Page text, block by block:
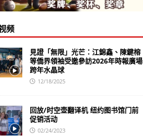
频
見證「無限」光芒：江錦鑫、陳鍵榕
等僑界領袖受邀參訪2026年時報廣場
跨年水晶球
12/18/2025
回放/时空壶翻译机 纽约图书馆门前
促销活动
02/24/2023